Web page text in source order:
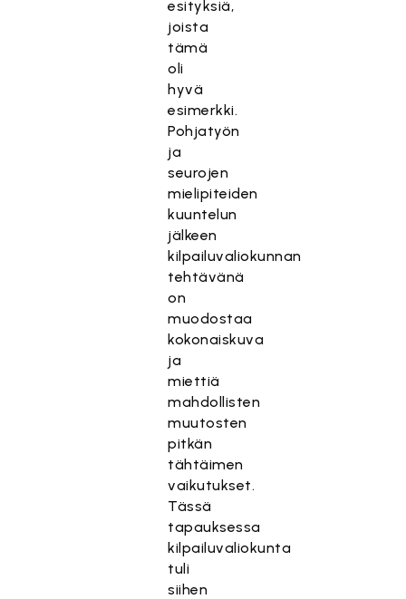
esityksiä,
joista
tämä
oli
hyvä
esimerkki.
Pohjatyön
ja
seurojen
mielipiteiden
kuuntelun
jälkeen
kilpailuvaliokunnan
tehtävänä
on
muodostaa
kokonaiskuva
ja
miettiä
mahdollisten
muutosten
pitkän
tähtäimen
vaikutukset.
Tässä
tapauksessa
kilpailuvaliokunta
tuli
siihen